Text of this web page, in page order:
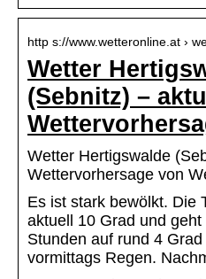
http s://www.wetteronline.at ›
Wetter
(Sebnitz) –
Wetter Hertigswalde
Wettervorhersage von
Es ist stark bewölkt. Die
aktuell 10 Grad und
Stunden auf rund 4
vormittags Regen.